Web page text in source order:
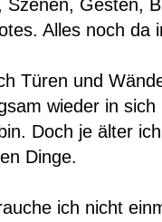
Szenen, Gesten,
Alles noch da
Türen und
wieder in
Doch je älter
Dinge.
ich nicht